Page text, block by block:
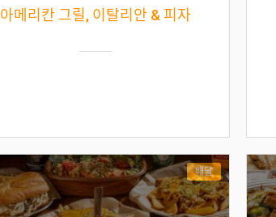
아메리칸 그릴, 이탈리안 & 피자
배달